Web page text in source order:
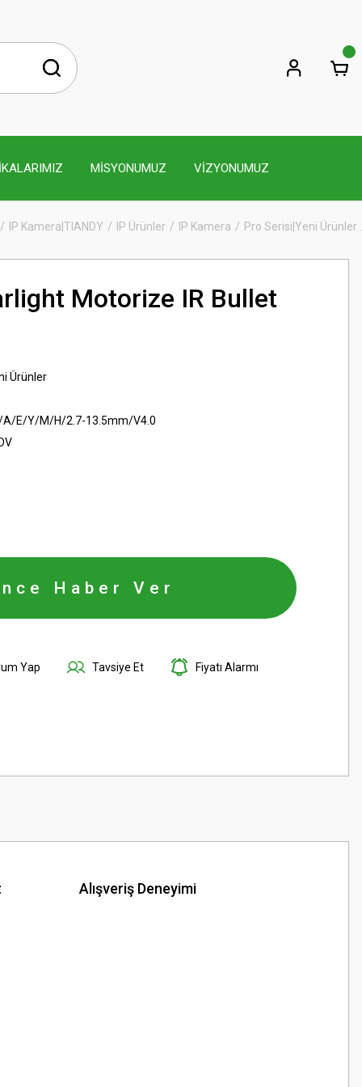
MİSYONUMUZ VİZYONUMUZ
IP Kamera|TIANDY IP Ürünler IP Kamera Pro Serisi|Yeni Ürünler
Motorize IR Bullet
Ürünler
A/E/Y/M/H/2.7-13.5mm/V4.0
Haber Ver
Yap Tavsiye Et Fiyatı Alarmı
Alışveriş Deneyimi